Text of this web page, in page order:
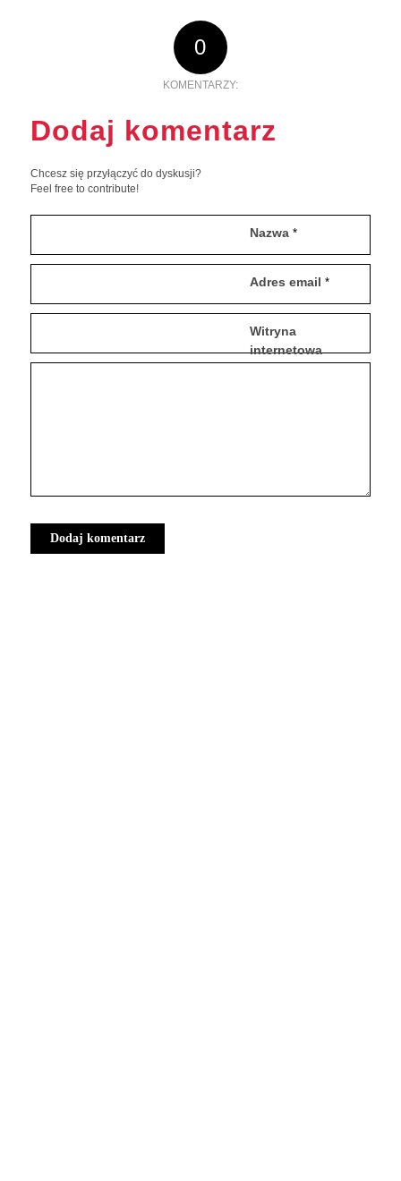
0
KOMENTARZY:
Dodaj komentarz
Chcesz się przyłączyć do dyskusji?
Feel free to contribute!
Nazwa *
Adres email *
Witryna
internetowa